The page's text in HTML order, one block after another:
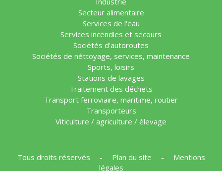
Secteur alimentaire
Services de l'eau
Services incendies et secours
Sociétés d'autoroutes
Sociétés de néttoyage, services, maintenance
Sports, loisirs
Stations de lavages
Traitement des déchets
Transport ferroviaire, maritime, routier
Transporteurs
Viticulture / agriculture / élevage
Tous droits réservés - Plan du site -
Mentions
légales